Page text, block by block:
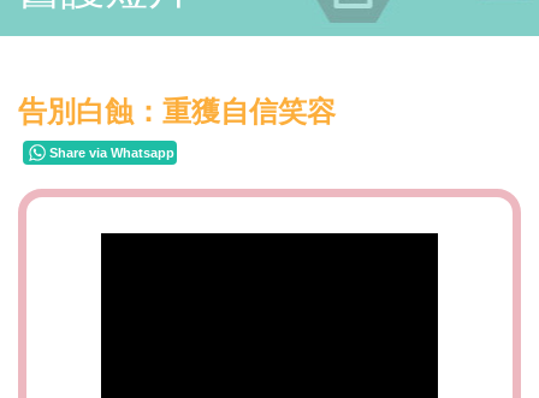
告別白蝕：重獲自信笑容
Share via Whatsapp